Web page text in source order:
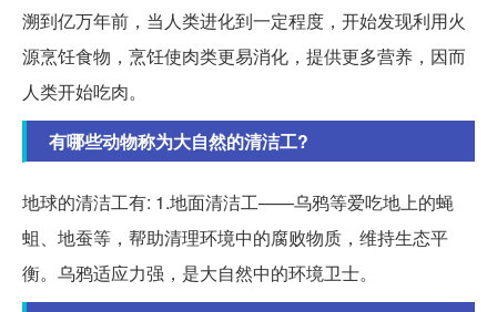
溯到亿万年前，当人类进化到一定程度，开始发现利用火
源烹饪食物，烹饪使肉类更易消化，提供更多营养，因而
人类开始吃肉。
有哪些动物称为大自然的清洁工?
地球的清洁工有: 1.地面清洁工——乌鸦等爱吃地上的蝇
蛆、地蚕等，帮助清理环境中的腐败物质，维持生态平
衡。乌鸦适应力强，是大自然中的环境卫士。